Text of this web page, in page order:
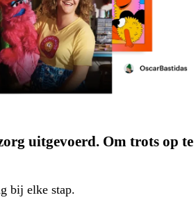
uitgevoerd. Om trots op te
bij elke stap.